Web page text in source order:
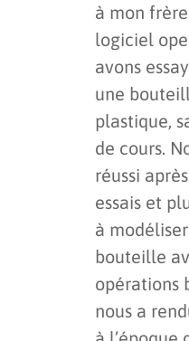
à mon
logiciel
avons
une
plastique,
de cours.
réussi
essais et
à
bouteille
opérations
nous a